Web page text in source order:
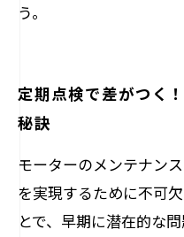
う。
定期点検で差がつく
秘訣
モーターのメンテナン
を実現するために不可
とで、早期に潜在的な